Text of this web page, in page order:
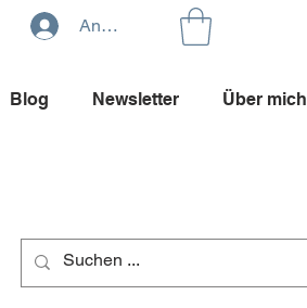
Anmelden
Blog Newsletter Über mich